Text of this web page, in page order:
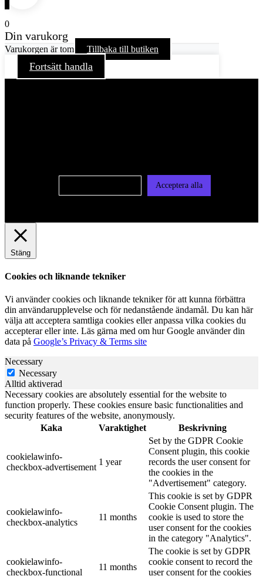
0
Din varukorg
Varukorgen är tom Tillbaka till butiken
Fortsätt handla
Acceptera alla
Stäng
Cookies och liknande tekniker
Vi använder cookies och liknande tekniker för att kunna förbättra
din användarupplevelse och för nedanstående ändamål. Du kan här
välja att acceptera samtliga cookies eller anpassa vilka cookies du
accepterar eller inte. Läs gärna med om hur Google använder din
data på Google’s Privacy & Terms site
Necessary
Necessary
Alltid aktiverad
Necessary cookies are absolutely essential for the website to
function properly. These cookies ensure basic functionalities and
security features of the website, anonymously.
Kaka
Varaktighet Beskrivning
cookielawinfo-
checkbox-advertisement
1 year
Set by the GDPR Cookie
Consent plugin, this cookie
records the user consent for
the cookies in the
"Advertisement" category.
cookielawinfo-
checkbox-analytics
11 months
This cookie is set by GDPR
Cookie Consent plugin. The
cookie is used to store the
user consent for the cookies
in the category "Analytics".
cookielawinfo-
checkbox-functional
11 months
The cookie is set by GDPR
cookie consent to record the
user consent for the cookies